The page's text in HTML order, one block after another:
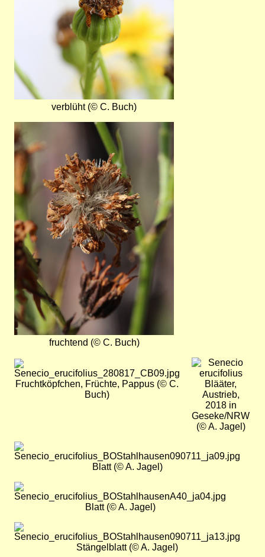
verblüht (© C. Buch)
Bild
fruchtend (© C. Buch)
Bild
Fruchtköpfchen, Früchte, Pappus (© C.
Buch)
Bild
Blääter,
Austrieb,
2018 in
Geseke/NRW
(© A. Jagel)
Bild
Blatt (© A. Jagel)
Bild
Blatt (© A. Jagel)
Bild
Stängelblatt (© A. Jagel)